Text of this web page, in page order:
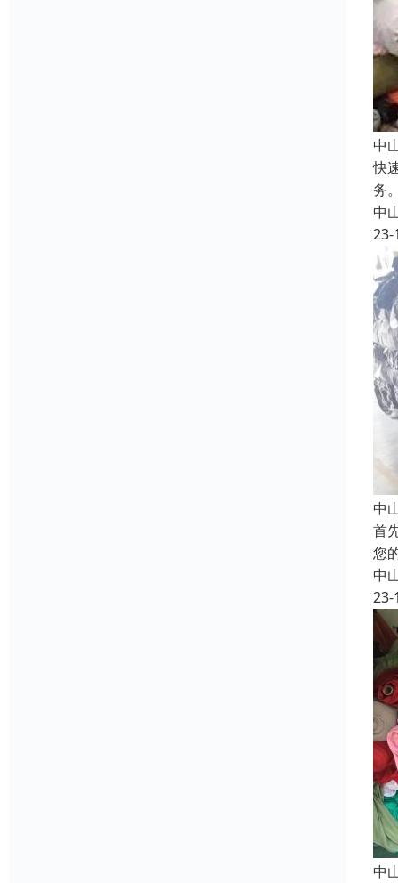
中
快
务
中
23-
中
首
您
中
23-
中